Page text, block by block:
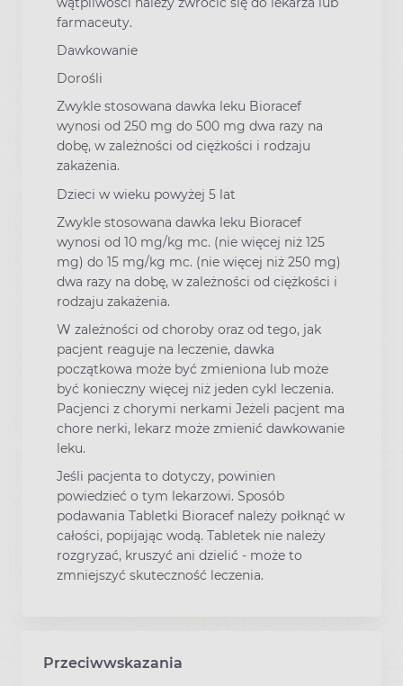
farmaceuty.
Dawkowanie
Dorośli
Zwykle stosowana dawka leku Bioracef
wynosi od 250 mg do 500 mg dwa razy na
dobę, w zależności od ciężkości i rodzaju
zakażenia.
Dzieci w wieku powyżej 5 lat
Zwykle stosowana dawka leku Bioracef
wynosi od 10 mg/kg mc. (nie więcej niż 125
mg) do 15 mg/kg mc. (nie więcej niż 250 mg)
dwa razy na dobę, w zależności od ciężkości i
rodzaju zakażenia.
W zależności od choroby oraz od tego, jak
pacjent reaguje na leczenie, dawka
początkowa może być zmieniona lub może
być konieczny więcej niż jeden cykl leczenia.
Pacjenci z chorymi nerkami Jeżeli pacjent ma
chore nerki, lekarz może zmienić dawkowanie
leku.
Jeśli pacjenta to dotyczy, powinien
powiedzieć o tym lekarzowi. Sposób
podawania Tabletki Bioracef należy połknąć w
całości, popijając wodą. Tabletek nie należy
rozgryzać, kruszyć ani dzielić - może to
zmniejszyć skuteczność leczenia.
Przeciwwskazania